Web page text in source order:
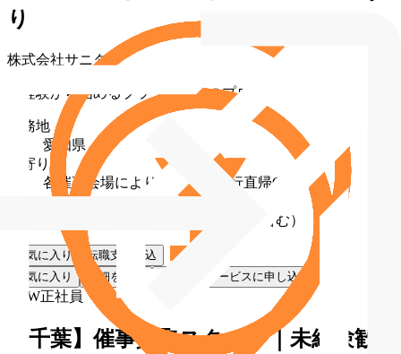
り
株式会社サニタ
未経験から始めるブランド買取のプロ
勤務地
愛知県
最寄り駅
各催事会場により異なる（直行直帰OK）
月給 30万円〜60万円（固定残業代含む）
お気に入り
転職支援申込
お気に入り
詳細を見る 転職支援サービスに申し込む
NEW正社員
【千葉】催事買取スタッフ｜未経験歓